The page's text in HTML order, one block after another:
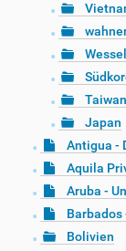
Taiwan
Japan
Antigua -
Aquila
Aruba -
Barbados
Bolivien